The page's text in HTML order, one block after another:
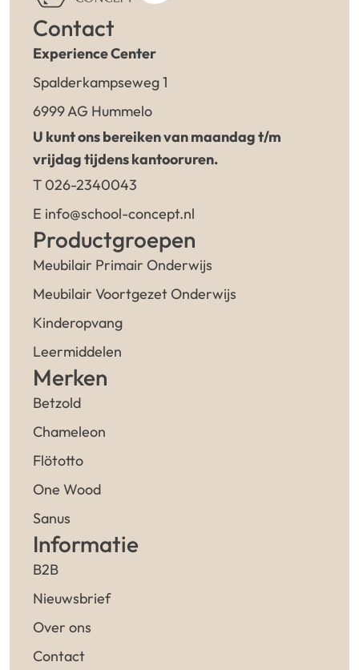
Contact
Experience Center
Spalderkampseweg 1
6999 AG Hummelo
U kunt ons bereiken van maandag t/m
vrijdag tijdens kantooruren.
T 026-2340043
E info@school-concept.nl
Productgroepen
Meubilair Primair Onderwijs
Meubilair Voortgezet Onderwijs
Kinderopvang
Leermiddelen
Merken
Betzold
Chameleon
Flötotto
One Wood
Sanus
Informatie
B2B
Nieuwsbrief
Over ons
Contact